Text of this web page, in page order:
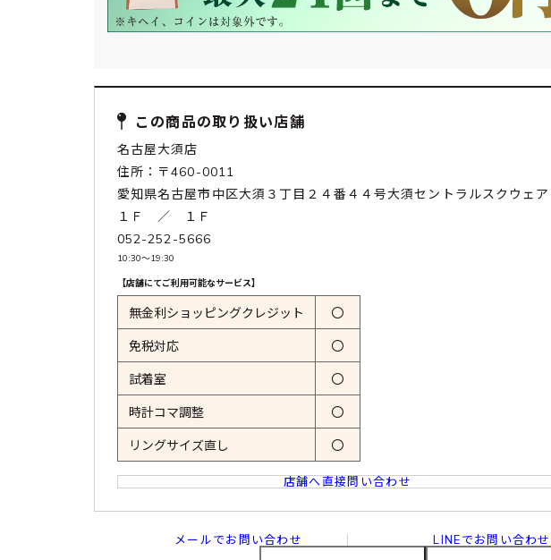
この商品の取り扱い店舗
名古屋大須店
住所：〒460-0011
愛知県名古屋市中区大須３丁目２４番４４号大須セントラルスクウェ
１Ｆ ／ １Ｆ
052-252-5666
10:30〜19:30
【店舗にてご利用可能なサービス】
無金利ショッピングクレジット 〇
免税対応 〇
試着室 〇
時計コマ調整 〇
リングサイズ直し 〇
店舗へ直接問い合わせ
メールでお問い合わせ LINEでお問い合わせ